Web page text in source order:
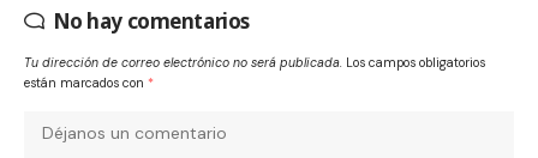
No hay comentarios
Tu dirección de correo electrónico no será publicada. Los campos obligatorios
están marcados con *